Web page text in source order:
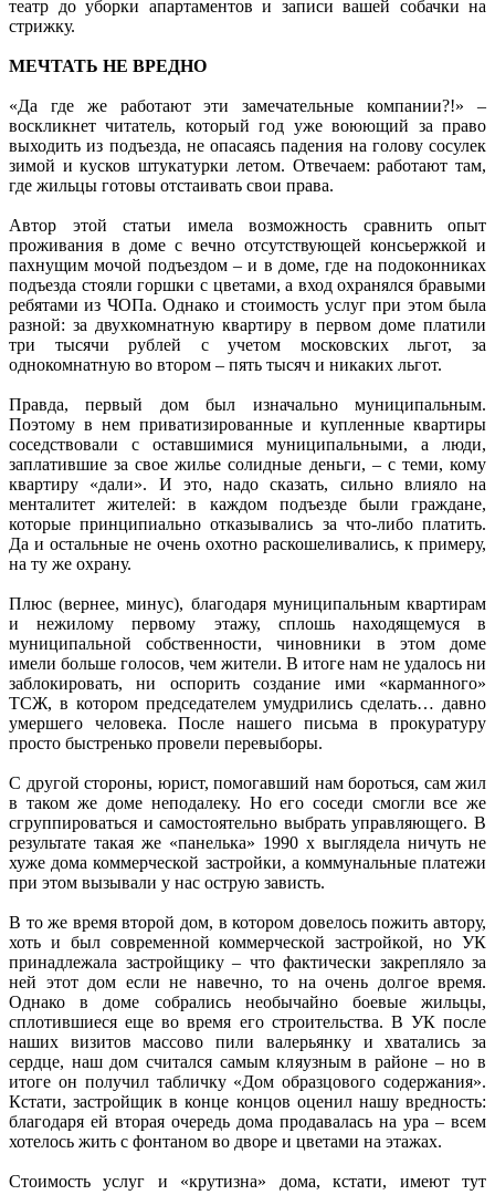
театр до уборки апартаментов и записи вашей собачки на
стрижку.
МЕЧТАТЬ НЕ ВРЕДНО
«Да где же работают эти замечательные компании?!» –
воскликнет читатель, который год уже воюющий за право
выходить из подъезда, не опасаясь падения на голову сосулек
зимой и кусков штукатурки летом. Отвечаем: работают там,
где жильцы готовы отстаивать свои права.
Автор этой статьи имела возможность сравнить опыт
проживания в доме с вечно отсутствующей консьержкой и
пахнущим мочой подъездом – и в доме, где на подоконниках
подъезда стояли горшки с цветами, а вход охранялся бравыми
ребятами из ЧОПа. Однако и стоимость услуг при этом была
разной: за двухкомнатную квартиру в первом доме платили
три тысячи рублей с учетом московских льгот, за
однокомнатную во втором – пять тысяч и никаких льгот.
Правда, первый дом был изначально муниципальным.
Поэтому в нем приватизированные и купленные квартиры
соседствовали с оставшимися муниципальными, а люди,
заплатившие за свое жилье солидные деньги, – с теми, кому
квартиру «дали». И это, надо сказать, сильно влияло на
менталитет жителей: в каждом подъезде были граждане,
которые принципиально отказывались за что-либо платить.
Да и остальные не очень охотно раскошеливались, к примеру,
на ту же охрану.
Плюс (вернее, минус), благодаря муниципальным квартирам
и нежилому первому этажу, сплошь находящемуся в
муниципальной собственности, чиновники в этом доме
имели больше голосов, чем жители. В итоге нам не удалось ни
заблокировать, ни оспорить создание ими «карманного»
ТСЖ, в котором председателем умудрились сделать… давно
умершего человека. После нашего письма в прокуратуру
просто быстренько провели перевыборы.
С другой стороны, юрист, помогавший нам бороться, сам жил
в таком же доме неподалеку. Но его соседи смогли все же
сгруппироваться и самостоятельно выбрать управляющего. В
результате такая же «панелька» 1990 х выглядела ничуть не
хуже дома коммерческой застройки, а коммунальные платежи
при этом вызывали у нас острую зависть.
В то же время второй дом, в котором довелось пожить автору,
хоть и был современной коммерческой застройкой, но УК
принадлежала застройщику – что фактически закрепляло за
ней этот дом если не навечно, то на очень долгое время.
Однако в доме собрались необычайно боевые жильцы,
сплотившиеся еще во время его строительства. В УК после
наших визитов массово пили валерьянку и хватались за
сердце, наш дом считался самым кляузным в районе – но в
итоге он получил таб­личку «Дом образцового содержания».
Кстати, застройщик в конце концов оценил нашу вредность:
благодаря ей вторая очередь дома продавалась на ура – всем
хотелось жить с фонтаном во дворе и цветами на этажах.
Стоимость услуг и «крутизна» дома, кстати, имеют тут